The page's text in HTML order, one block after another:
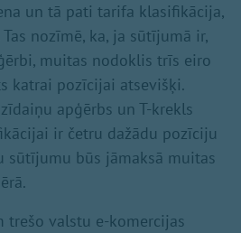
un tā pati tarifa klasifikācija,
nozīmē, ka, ja sūtījumā ir,
muitas nodoklis trīs eiro
katrai pozīcijai atsevišķi.
apģērbs un T-krekls
ir četru dažādu pozīciju
sūtījumu būs jāmaksā muitas
valstu e-komercijas